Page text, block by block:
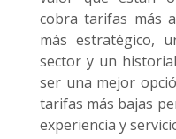
cobra tarifas más
más estratégico,
sector y un
ser una mejor
tarifas más bajas
experiencia y